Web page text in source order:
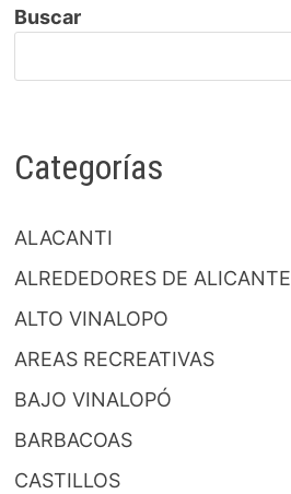
Buscar
Categorías
ALACANTI
ALREDEDORES DE ALICANTE
ALTO VINALOPO
AREAS RECREATIVAS
BAJO VINALOPÓ
BARBACOAS
CASTILLOS